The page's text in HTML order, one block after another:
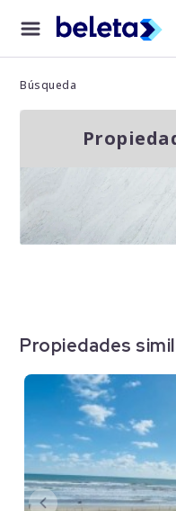
Búsqueda
Propiedades